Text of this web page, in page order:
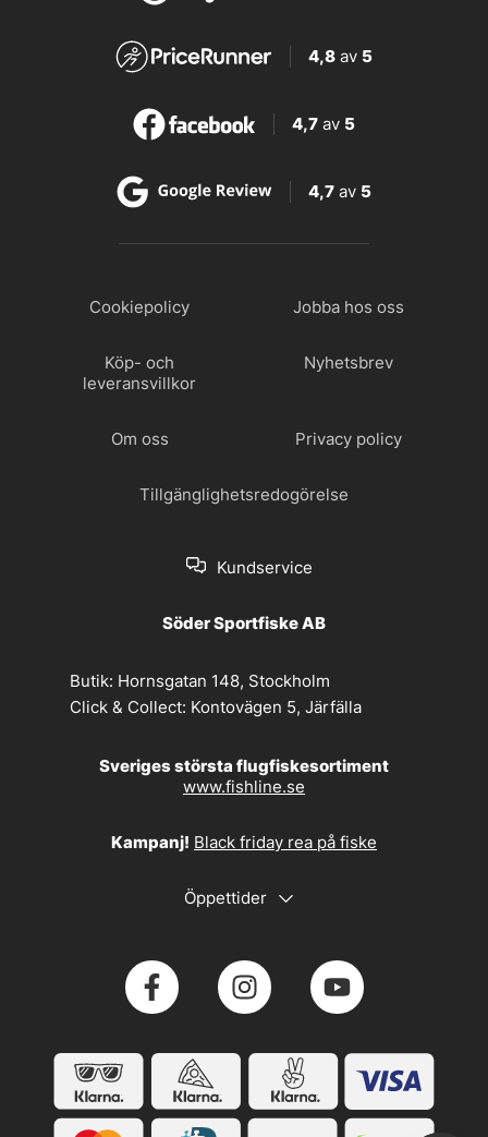
4,8 av 5
4,7 av 5
4,7 av 5
Cookiepolicy Jobba hos oss
Köp- och
leveransvillkor
Nyhetsbrev
Om oss Privacy policy
Tillgänglighetsredogörelse
Kundservice
Söder Sportfiske AB
Butik: Hornsgatan 148, Stockholm
Click & Collect: Kontovägen 5, Järfälla
Sveriges största flugfiskesortiment
www.fishline.se
Kampanj! Black friday rea på fiske
Öppettider